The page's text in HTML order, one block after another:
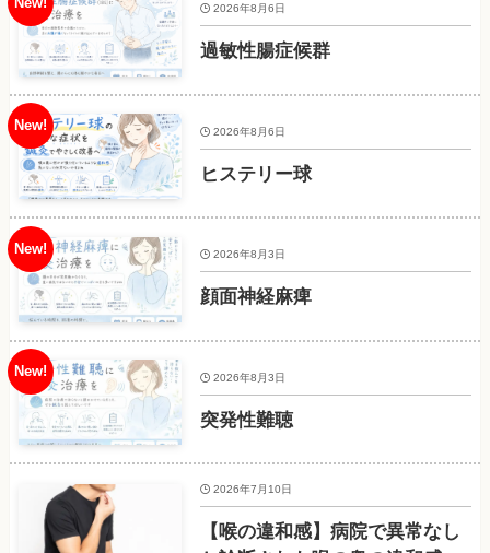
過敏性腸症候群
2026年8月6日
ヒステリー球
2026年8月6日
顔面神経麻痺
2026年8月3日
突発性難聴
2026年8月3日
【喉の違和感】病院で異常なし
2026年7月10日